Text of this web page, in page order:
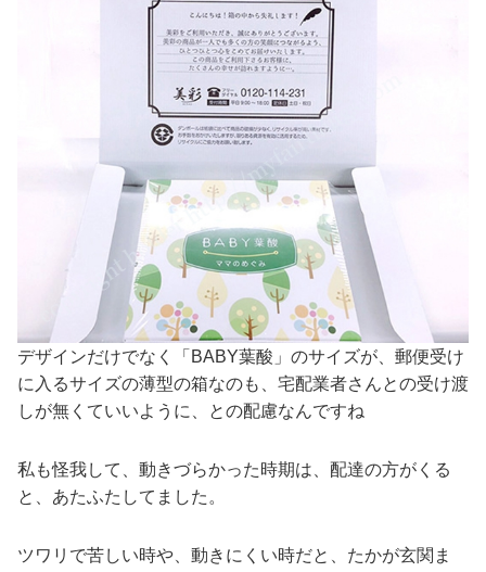
デザインだけでなく「BABY葉酸」のサイズが、郵便受け
に入るサイズの薄型の箱なのも、宅配業者さんとの受け渡
しが無くていいように、との配慮なんですね
私も怪我して、動きづらかった時期は、配達の方がくる
と、あたふたしてました。
ツワリで苦しい時や、動きにくい時だと、たかが玄関ま